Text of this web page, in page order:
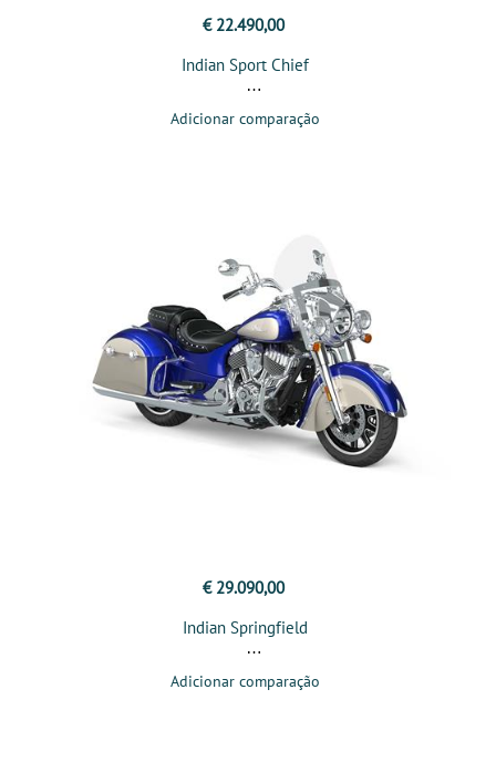
€ 22.490,00
Indian Sport Chief
Adicionar comparação
€ 29.090,00
Indian Springfield
Adicionar comparação